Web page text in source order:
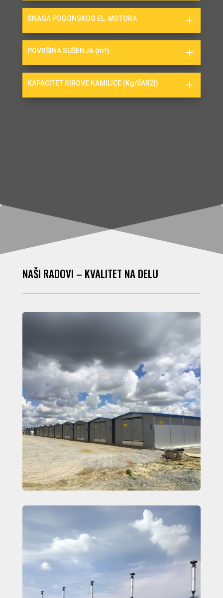
SNAGA POGONSKOG EL. MOTORA
POVRŠINA SUŠENJA (m²)
KAPACITET SIROVE KAMILICE (Kg/ŠARŽI)
NAŠI RADOVI – KVALITET NA DELU